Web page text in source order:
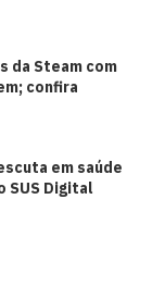
da Steam com
confira
em saúde
SUS Digital